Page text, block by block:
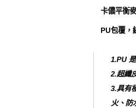
卡儂平衡
PU包覆，
1.PU
2.超纖
3.具有
火、防